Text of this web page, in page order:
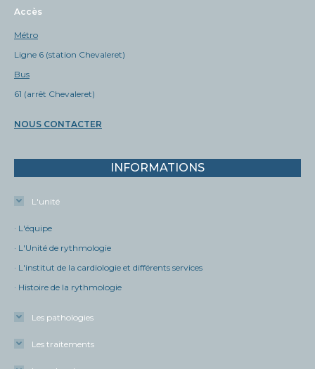
Accès
Métro
Ligne 6 (station Chevaleret)
Bus
61 (arrêt Chevaleret)
NOUS CONTACTER
INFORMATIONS
L'unité
· L'équipe
· L'Unité de rythmologie
· L'institut de la cardiologie et différents services
· Histoire de la rythmologie
Les pathologies
Les traitements